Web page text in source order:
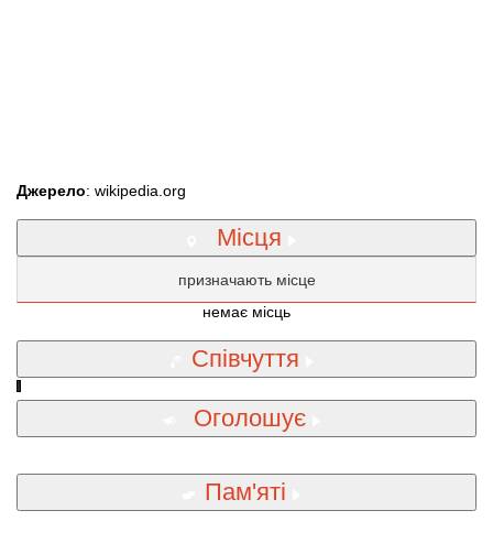
Джерело: wikipedia.org
Місця
призначають місце
немає місць
Співчуття
Оголошує
Пам'яті